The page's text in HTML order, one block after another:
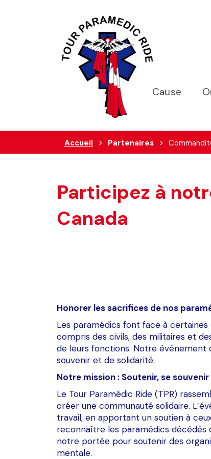
Cause
Accueil Partenaires
Participez à
Canada
Honorer les sacrifices de nos
Les paramédics font face à
compris des civils, des militaires et
de leurs fonctions. Notre événement
souvenir et de solidarité.
Notre mission : Soutenir, se
Le Tour Paramédic Ride (TPR)
créer une communauté solidaire.
travail, en apportant un soutien à
reconnaître les paramédics décédés
notre portée pour soutenir des
mentale.